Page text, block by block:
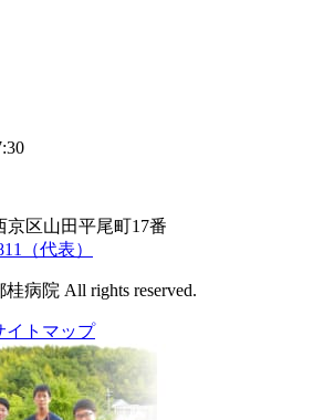
京区山田平尾町17番
（代表）
病院 All rights reserved.
イトマップ